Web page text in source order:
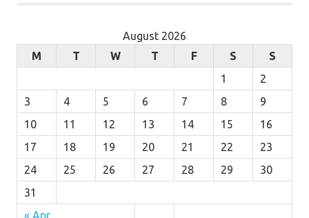
August 2026
M
T W T F S S
« Apr
1
2
3
4 5 6 7 8
9
10
11 12 13 14 15
16
17
18 19 20 21 22
23
24
25 26 27 28 29
30
31